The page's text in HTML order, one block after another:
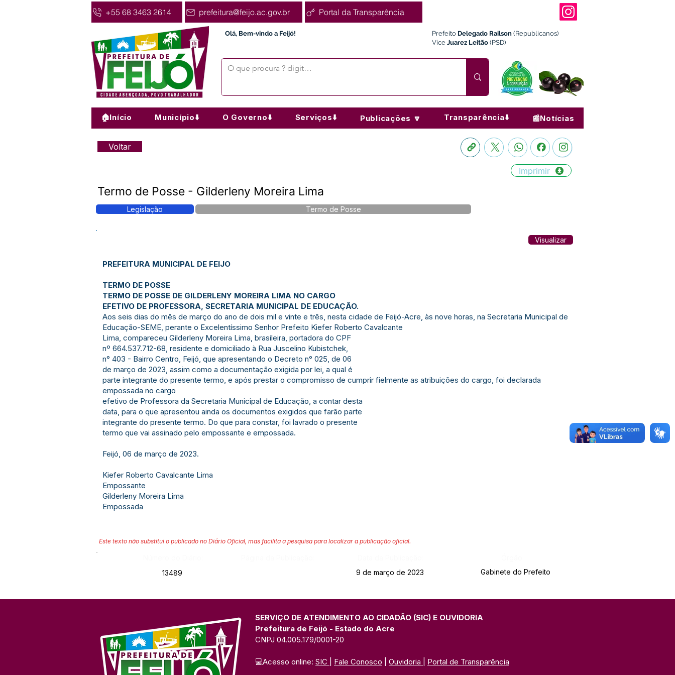
+55 68 3463 2614 prefeitura@feijo.ac.gov.br Portal da Transparência
Olá, Bem-vindo a Feijó! Prefeito Delegado Railson (Republicanos)
Vice Juarez Leitão (PSD)
🏠Início Município⬇️ O Governo⬇️ Serviços⬇️ Publicações 🔽 Transparência⬇️ 📰Notícias
Voltar
Imprimir
Termo de Posse - Gilderleny Moreira Lima
Legislação Termo de Posse
Visualizar
PREFEITURA MUNICIPAL DE FEIJO
TERMO DE POSSE
TERMO DE POSSE DE GILDERLENY MOREIRA LIMA NO CARGO
EFETIVO DE PROFESSORA, SECRETARIA MUNICIPAL DE EDUCAÇÃO.
Aos seis dias do mês de março do ano de dois mil e vinte e três, nesta cidade de Feijó-Acre, às nove horas, na Secretaria Municipal de
Educação-SEME, perante o Excelentíssimo Senhor Prefeito Kiefer Roberto Cavalcante
Lima, compareceu Gilderleny Moreira Lima, brasileira, portadora do CPF
nº 664.537.712-68, residente e domiciliado à Rua Juscelino Kubistchek,
n° 403 - Bairro Centro, Feijó, que apresentando o Decreto n° 025, de 06
de março de 2023, assim como a documentação exigida por lei, a qual é
parte integrante do presente termo, e após prestar o compromisso de cumprir fielmente as atribuições do cargo, foi declarada
empossada no cargo
efetivo de Professora da Secretaria Municipal de Educação, a contar desta
data, para o que apresentou ainda os documentos exigidos que farão parte
integrante do presente termo. Do que para constar, foi lavrado o presente
termo que vai assinado pelo empossante e empossada.
Feijó, 06 de março de 2023.
Kiefer Roberto Cavalcante Lima
Empossante
Gilderleny Moreira Lima
Empossada
Este texto não substitui o publicado no Diário Oficial, mas facilita a pesquisa para localizar a publicação oficial.
13489
9 de março de 2023 Gabinete do Prefeito
SERVIÇO DE ATENDIMENTO AO CIDADÃO (SIC) E OUVIDORIA
Prefeitura de Feijó - Estado do Acre
CNPJ 04.005.179/0001-20
💻Acesso online: SIC Fale Conosco Ouvidoria Portal de Transparência